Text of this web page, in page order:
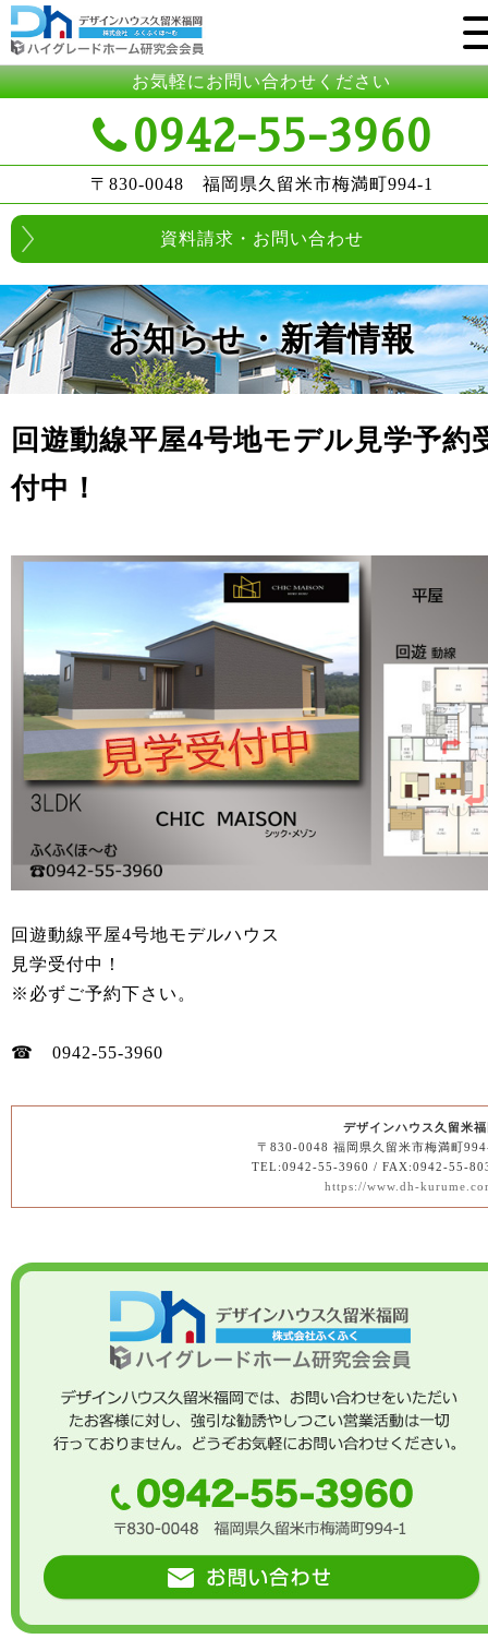
お気軽にお問い合わせください
0942-55-3960
〒830-0048 福岡県久留米市梅満町994-1
資料請求・お問い合わせ
お知らせ・新着情報
回遊動線平屋4号地モデル見学予約
付中！
回遊動線平屋4号地モデルハウス
見学受付中！
※必ずご予約下さい。
☎ 0942-55-3960
デザインハウス久留米
〒830-0048 福岡県久留米市梅満町
TEL:0942-55-3960 / FAX:0942-55-
https://www.dh-